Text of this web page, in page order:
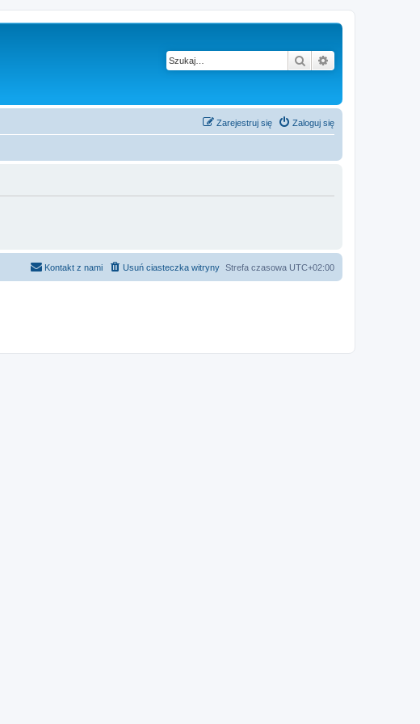
Szukaj
Zaloguj się
Zarejestruj się
Strefa czasowa UTC+02:00
Usuń ciasteczka witryny
Kontakt z nami